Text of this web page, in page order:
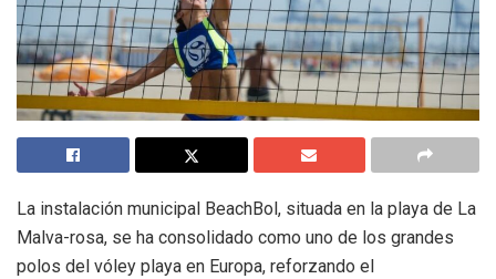
La instalación municipal BeachBol, situada en la playa de La
Malva-rosa, se ha consolidado como uno de los grandes
polos del vóley playa en Europa, reforzando el